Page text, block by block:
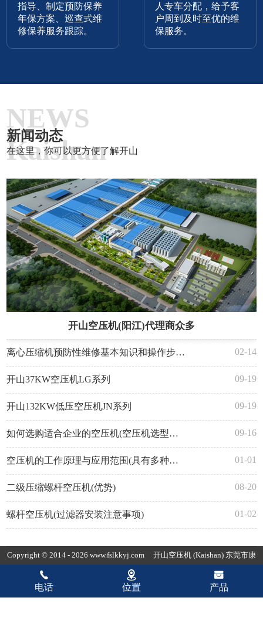
指导、制定预防保养
年保方案、巡查式维
修保养服务跟踪。
人专车分配，给予客
户周到及时至优的维
保服务。
NEWS
Kaishan
新闻动态
在这里，你可以更方便了解开山
开山空压机(阳江)代理商众多
离心压缩机预防性维修基本知识和操作步骤(维修周期和具体内容) 02-14
开山37KW空压机LG系列 09-19
开山132KW低压空压机JN系列 09-19
如何选购适合企业的空压机(空压机选型注意事项) 09-16
空压机的工作原理与应用范围(具有多种型号和不同规格) 01-01
二级压缩螺杆空压机(优势) 08-20
螺杆空压机(过滤器安装注意事项) 01-02
电话 位置 产品
Copyright © 2014 - 2026 www.fslkkyj.com 开山空压机 (Kaishan) 东莞市康
普达节能科技有限公司版权所有
粤ICP备19154118号-3
粤公网安备
44190002007780